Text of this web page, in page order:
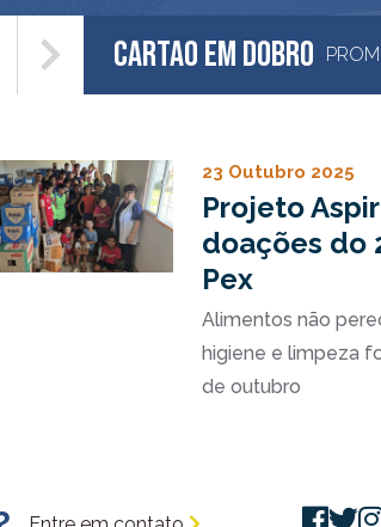
Cartao em Dobro
23 Outubro 2025
Projeto
doações do
Pex
Alimentos não
higiene e limpeza
de outubro